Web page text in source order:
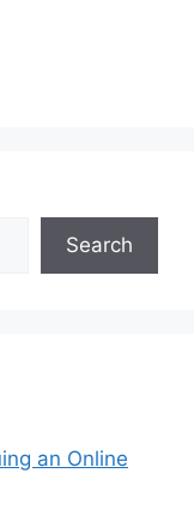
Search
an Online